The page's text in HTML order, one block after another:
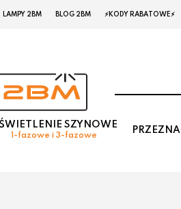
LAMPY 2BM BLOG 2BM ⚡KODY RABATOWE⚡
SZYNOWE
1-fazowe i 3-fazowe